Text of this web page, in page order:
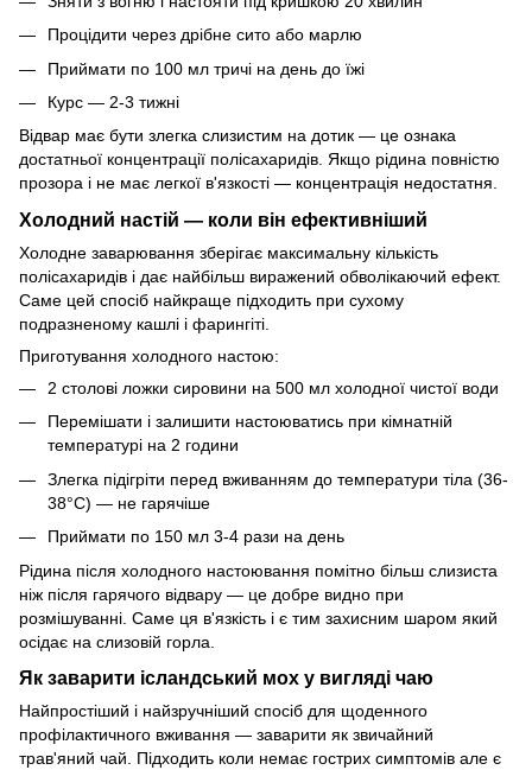
Процідити через дрібне сито або марлю
Приймати по 100 мл тричі на день до їжі
Курс — 2-3 тижні
Відвар має бути злегка слизистим на дотик — це ознака
достатньої концентрації полісахаридів. Якщо рідина повністю
прозора і не має легкої в'язкості — концентрація недостатня.
Холодний настій — коли він ефективніший
Холодне заварювання зберігає максимальну кількість
полісахаридів і дає найбільш виражений обволікаючий ефект.
Саме цей спосіб найкраще підходить при сухому
подразненому кашлі і фарингіті.
Приготування холодного настою:
2 столові ложки сировини на 500 мл холодної чистої води
Перемішати і залишити настоюватись при кімнатній
температурі на 2 години
Злегка підігріти перед вживанням до температури тіла (36-
38°C) — не гарячіше
Приймати по 150 мл 3-4 рази на день
Рідина після холодного настоювання помітно більш слизиста
ніж після гарячого відвару — це добре видно при
розмішуванні. Саме ця в'язкість і є тим захисним шаром який
осідає на слизовій горла.
Як заварити ісландський мох у вигляді чаю
Найпростіший і найзручніший спосіб для щоденного
профілактичного вживання — заварити як звичайний
трав'яний чай. Підходить коли немає гострих симптомів але є